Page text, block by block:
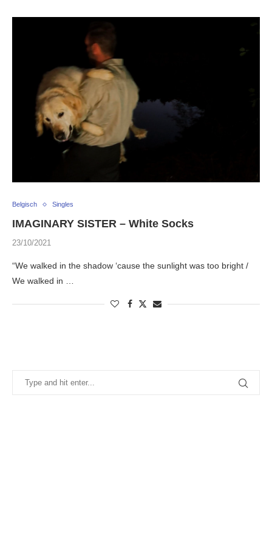
Belgisch Singles
IMAGINARY SISTER – White Socks
23/10/2021
“We walked in the shadow ‘cause the sunlight was too bright /
We walked in …